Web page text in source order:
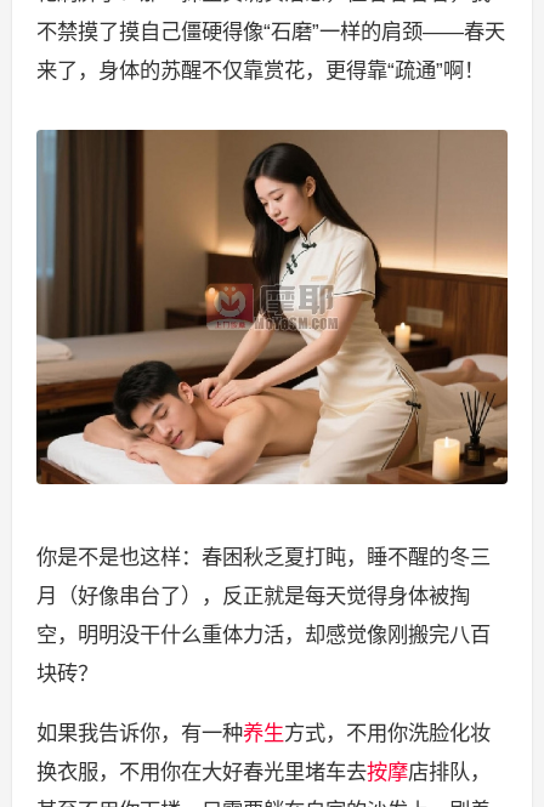
不禁摸了摸自己僵硬得像“石磨”一样的肩颈——春天
来了，身体的苏醒不仅靠赏花，更得靠“疏通”啊！
你是不是也这样：春困秋乏夏打盹，睡不醒的冬三
月（好像串台了），反正就是每天觉得身体被掏
空，明明没干什么重体力活，却感觉像刚搬完八百
块砖？
如果我告诉你，有一种养生方式，不用你洗脸化妆
换衣服，不用你在大好春光里堵车去按摩店排队，